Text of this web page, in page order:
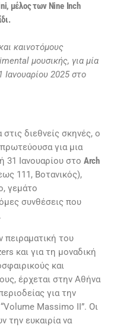
, μέλος των Nine Inch
καινοτόμους
μουσικής, για μία
Ιανουαρίου 2025 στο
διεθνείς σκηνές, ο
για μια
31 Ιανουαρίου στο Arch
111, Βοτανικός),
γεμάτο
συνθέσεις που
πειραματική του
και για τη μοναδική
και
έρχεται στην Αθήνα
για την
Massimo II”. Οι
την ευκαιρία να